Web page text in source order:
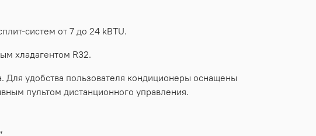
систем от 7 до 24 kBTU.
хладагентом R32.
Для удобства пользователя кондиционеры оснащены
пультом дистанционного управления.